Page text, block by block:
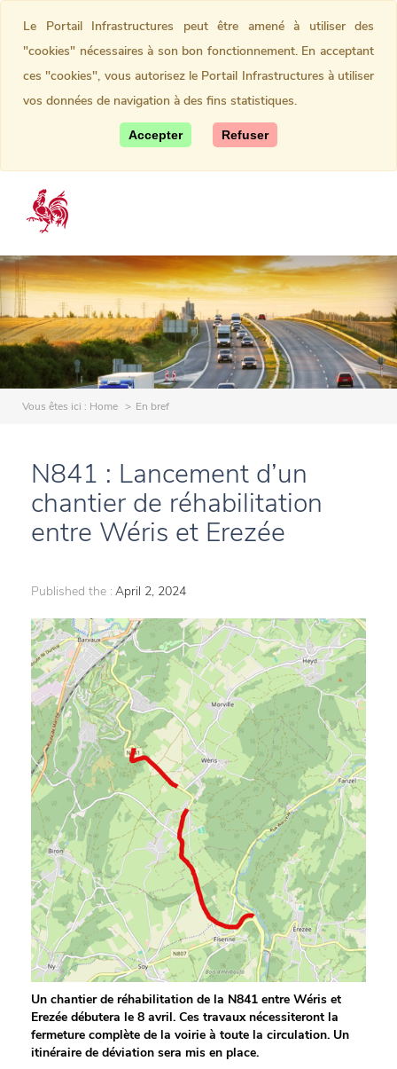
Vous êtes ici : Home En bref
N841 : Lancement d’un
chantier de réhabilitation
entre Wéris et Erezée
Published the : April 2, 2024
Un chantier de réhabilitation de la N841 entre Wéris et
Erezée débutera le 8 avril. Ces travaux nécessiteront la
fermeture complète de la voirie à toute la circulation. Un
itinéraire de déviation sera mis en place.
Le Portail Infrastructures peut être amené à utiliser des
"cookies" nécessaires à son bon fonctionnement. En acceptant
ces "cookies", vous autorisez le Portail Infrastructures à utiliser
vos données de navigation à des fins statistiques.
Accepter Refuser